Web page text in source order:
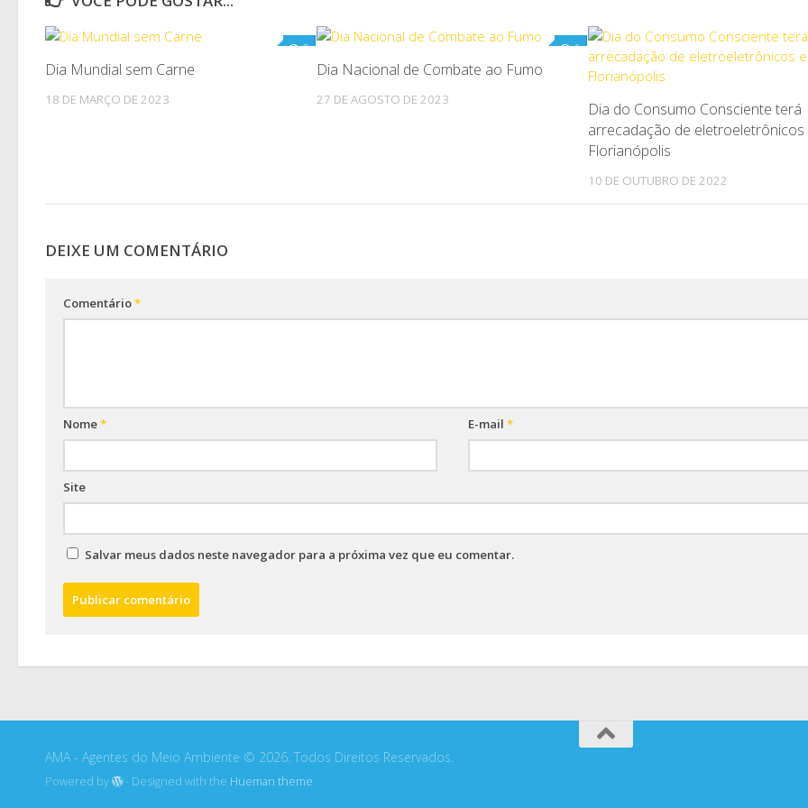
0
Dia Mundial sem Carne
18 DE MARÇO DE 2023
1
Dia Nacional de Combate ao Fumo
27 DE AGOSTO DE 2023
Dia do Consumo Consciente terá
arrecadação de eletroeletrônicos
Florianópolis
10 DE OUTUBRO DE 2022
DEIXE UM COMENTÁRIO
Comentário*
Nome* E-mail*
Site
Salvar meus dados neste navegador para a próxima vez que eu comentar.
AMA - Agentes do Meio Ambiente © 2026. Todos Direitos Reservados.
Powered by - Designed with the Hueman theme